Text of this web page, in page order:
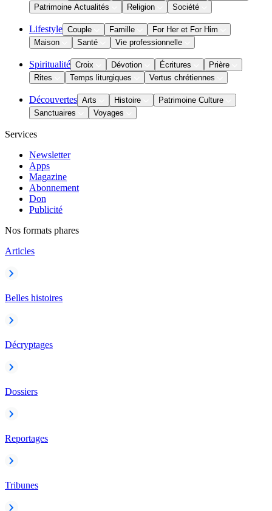
Patrimoine Actualités
Religion Société
Lifestyle Couple Famille
For Her et For Him
Maison
Santé Vie professionnelle
Spiritualité Croix Dévotion Écritures
Prière
Rites
Temps liturgiques Vertus chrétiennes
Découvertes Arts Histoire
Patrimoine Culture
Sanctuaires
Voyages
Services
Newsletter
Apps
Magazine
Abonnement
Don
Publicité
Nos formats phares
Articles
Belles histoires
Décryptages
Dossiers
Reportages
Tribunes